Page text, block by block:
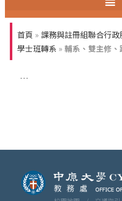
智慧教室教育
首頁 » 課務與註冊組聯合行
學士班轉系 » 輔系、雙主修
…